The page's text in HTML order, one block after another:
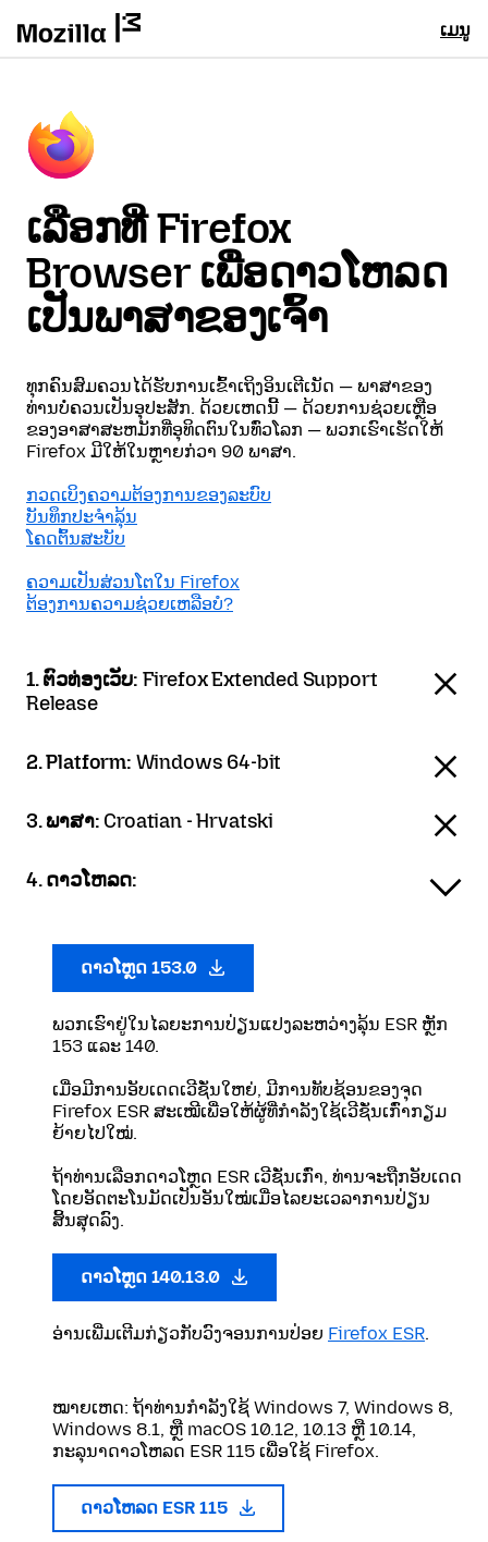
ເມນູ
ເລືອກທີ່ Firefox
Browser ເພື່ອດາວໂຫລດ
ເປັນພາສາຂອງເຈົ້າ
ທຸກຄົນສົມຄວນໄດ້ຮັບການເຂົ້າເຖິງອິນເຕີເນັດ — ພາສາຂອງ
ທ່ານບໍ່ຄວນເປັນອຸປະສັກ. ດ້ວຍເຫດນີ້ — ດ້ວຍການຊ່ວຍເຫຼືອ
ຂອງອາສາສະຫມັກທີ່ອຸທິດຕົນໃນທົ່ວໂລກ — ພວກເຮົາເຮັດໃຫ້
Firefox ມີໃຫ້ໃນຫຼາຍກ່ວາ 90 ພາສາ.
ກວດເບິງຄວາມຕ້ອງການຂອງລະບົບ
ບັນທຶກປະຈຳລຸ້ນ
ໂຄດຕົ້ນສະບັບ
ຄວາມເປັນສ່ວນໂຕໃນ Firefox
ຕ້ອງການຄວາມຊ່ວຍເຫລືອບໍ?
1. ຕົວທ່ອງເວັບ: Firefox Extended Support
Release
2. Platform: Windows 64-bit
3. ພາສາ: Croatian - Hrvatski
4. ດາວໂຫລດ:
ດາວໂຫຼດ 153.0
ພວກເຮົາຢູ່ໃນໄລຍະການປ່ຽນແປງລະຫວ່າງລຸ້ນ ESR ຫຼັກ
153 ແລະ 140.
ເມື່ອມີການອັບເດດເວີຊັ່ນໃຫຍ່, ມີການທັບຊ້ອນຂອງຈຸດ
Firefox ESR ສະເໝີເພື່ອໃຫ້ຜູ້ທີ່ກຳລັງໃຊ້ເວີຊັ່ນເກົ່າກຽມ
ຍ້າຍໄປໃໝ່.
ຖ້າທ່ານເລືອກດາວໂຫຼດ ESR ເວີຊັ່ນເກົ່າ, ທ່ານຈະຖືກອັບເດດ
ໂດຍອັດຕະໂນມັດເປັນອັນໃໝ່ເມື່ອໄລຍະເວລາການປ່ຽນ
ສິ້ນສຸດລົງ.
ດາວໂຫຼດ 140.13.0
ອ່ານເພີ່ມເຕີມກ່ຽວກັບວົງຈອນການປ່ອຍ Firefox ESR.
ໝາຍເຫດ: ຖ້າທ່ານກໍາລັງໃຊ້ Windows 7, Windows 8,
Windows 8.1, ຫຼື macOS 10.12, 10.13 ຫຼື 10.14,
ກະລຸນາດາວໂຫລດ ESR 115 ເພື່ອໃຊ້ Firefox.
ດາວໂຫລດ ESR 115